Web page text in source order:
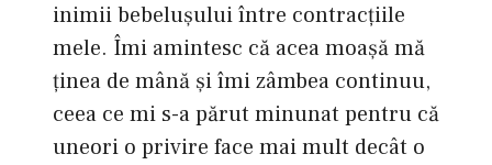
inimii bebeluşului între contracţiile
mele. Îmi amintesc că acea moaşă mă
ţinea de mână şi îmi zâmbea continuu,
ceea ce mi s-a părut minunat pentru că
uneori o privire face mai mult decât o